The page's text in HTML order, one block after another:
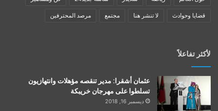
قضايا وحوادث لا تنشر هنا مجتمع مرصد المحترفين
لأكثر تفاعلاً
عثمان أشقرا: مدير تنقصه مؤهلات وانتهازيون
تسلطوا على مهرجان خريبكة
ديسمبر 16, 2018